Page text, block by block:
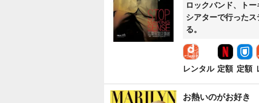
ロックバンド、ト
シアターで行った
る。
レンタル 定額 定額
お熱いのがお好き